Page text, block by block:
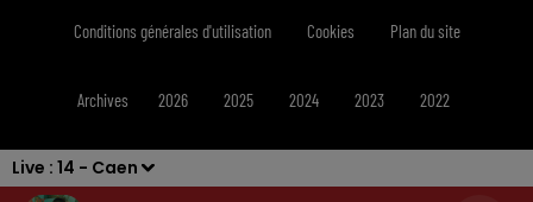
Live : 14 - Caen
Conditions générales d'utilisation Cookies Plan du site
Archives 2026 2025 2024 2023 2022